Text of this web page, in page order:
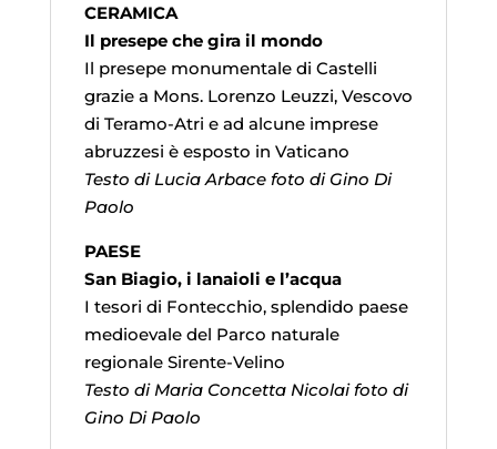
CERAMICA
Il presepe che gira il mondo
Il presepe monumentale di Castelli
grazie a Mons. Lorenzo Leuzzi, Vescovo
di Teramo-Atri e ad alcune imprese
abruzzesi è esposto in Vaticano
Testo di Lucia Arbace foto di Gino Di
Paolo
PAESE
San Biagio, i lanaioli e l’acqua
I tesori di Fontecchio, splendido paese
medioevale del Parco naturale
regionale Sirente-Velino
Testo di Maria Concetta Nicolai foto di
Gino Di Paolo